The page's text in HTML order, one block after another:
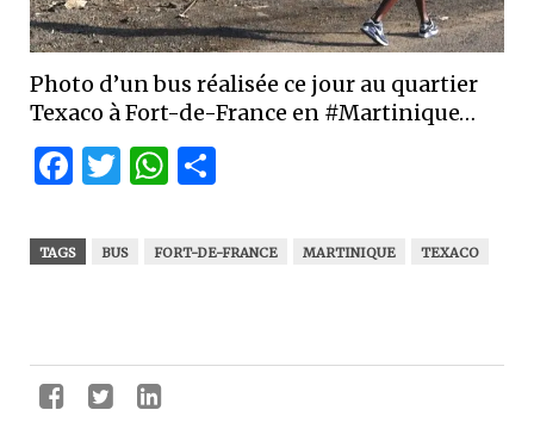
Photo d’un bus réalisée ce jour au quartier
Texaco à Fort-de-France en #Martinique…
Facebook
Twitter
WhatsApp
TAGS BUS FORT-DE-FRANCE MARTINIQUE TEXACO